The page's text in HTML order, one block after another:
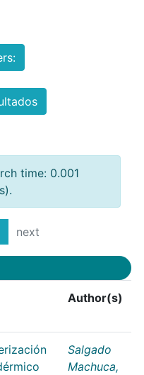
time: 0.001
next
Author(s)
Salgado
Machuca,